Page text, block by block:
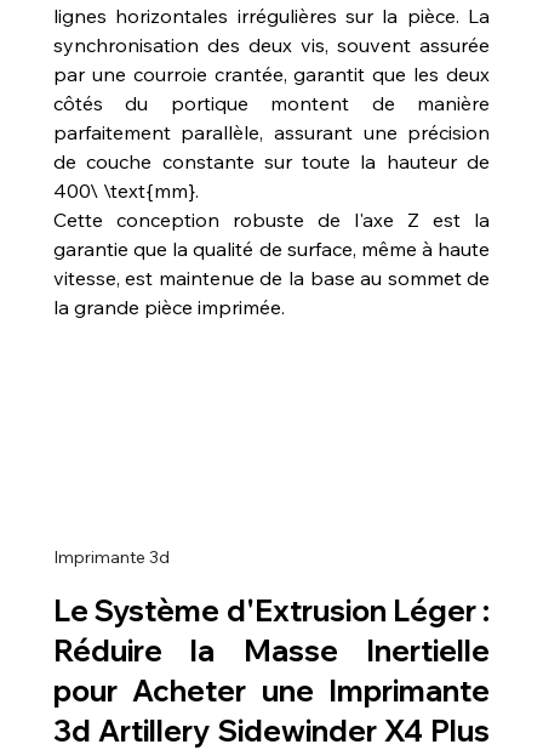
lignes horizontales irrégulières sur la pièce. La
synchronisation des deux vis, souvent assurée
par une courroie crantée, garantit que les deux
côtés du portique montent de manière
parfaitement parallèle, assurant une précision
de couche constante sur toute la hauteur de
400\ \text{mm}.
Cette conception robuste de l'axe Z est la
garantie que la qualité de surface, même à haute
vitesse, est maintenue de la base au sommet de
la grande pièce imprimée.
Imprimante 3d
Le Système d'Extrusion Léger :
Réduire la Masse Inertielle
pour Acheter une Imprimante
3d Artillery Sidewinder X4 Plus